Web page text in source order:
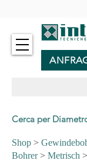
Cerca per
Shop >
Bohrer> Metrisch >